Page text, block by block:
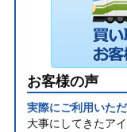
お客様の声
実際にご利用いた
大事にしてきたア